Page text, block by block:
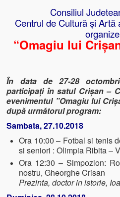
Consiliul
Centrul de Cultură și Artă
“Omagiu lui
În data de 27-28
participaţi în satul Crişan –
evenimentul ”Omagiu lui
după următorul program:
Sambata, 27.10.2018
Ora 10:00 – Fotbal si tenis
si seniori : Olimpia Ribita –
Ora 12:30 – Simpozion:
nostru, Gheorghe Crisan
Prezinta, doctor in istorie,